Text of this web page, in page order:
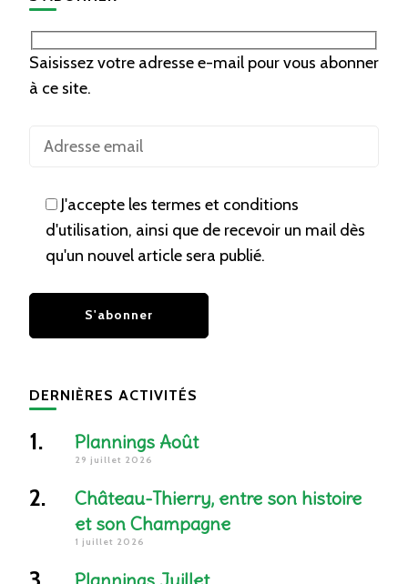
Saisissez votre adresse e-mail pour vous abonner
à ce site.
J'accepte les termes et conditions
d'utilisation, ainsi que de recevoir un mail dès
qu'un nouvel article sera publié.
DERNIÈRES ACTIVITÉS
Plannings Août
29 juillet 2026
Château-Thierry, entre son histoire
et son Champagne
1 juillet 2026